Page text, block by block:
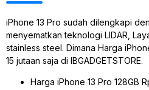
iPhone 13 Pro sudah dilengkapi
menyematkan teknologi LIDAR,
stainless steel. Dimana Harga
15 jutaan saja di IBGADGETSTORE.
Harga iPhone 13 Pro 128GB